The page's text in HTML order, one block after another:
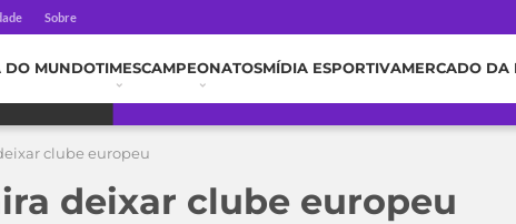
Sobre
DO MUNDOTIMESCAMPEONATOSMÍDIA ESPORTIVAMERCADO DA
clube europeu
deixar clube europeu